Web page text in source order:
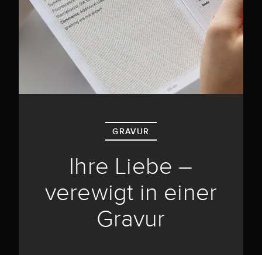
GRAVUR
Ihre Liebe –
verewigt in einer
Gravur